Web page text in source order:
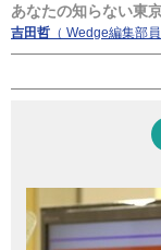
あなたの知らない東
吉田哲 （ Wedge編集部員